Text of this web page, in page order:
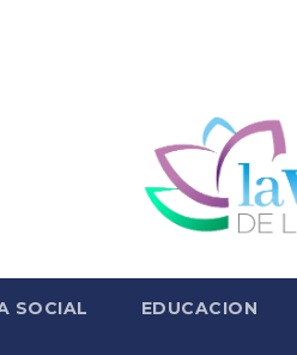
SOCIAL EDUCACION